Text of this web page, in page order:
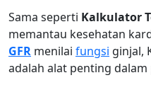
Sama seperti Kalkulator
memantau kesehatan
GFR menilai fungsi ginjal,
adalah alat penting